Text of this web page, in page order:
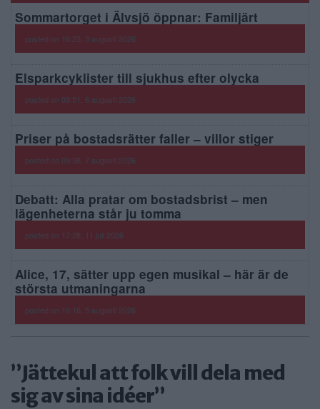
Sommartorget i Älvsjö öppnar: Familjärt
posted on 16:23, 3 augusti 2026
Elsparkcyklister till sjukhus efter olycka
posted on 09:51, 6 augusti 2026
Priser på bostadsrätter faller – villor stiger
posted on 09:38, 7 augusti 2026
Debatt: Alla pratar om bostadsbrist – men
lägenheterna står ju tomma
posted on 17:28, 11 juli 2026
Alice, 17, sätter upp egen musikal – här är de
största utmaningarna
posted on 16:16, 5 augusti 2026
”Jättekul att folk vill dela med
sig av sina idéer”